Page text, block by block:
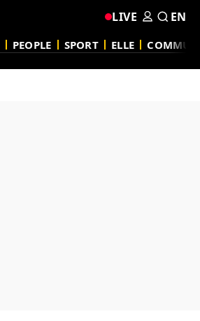
PEOPLE SPORT ELLE
LIVE EN